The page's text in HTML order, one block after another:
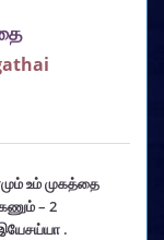
உம் முகத்தை
– 2
.